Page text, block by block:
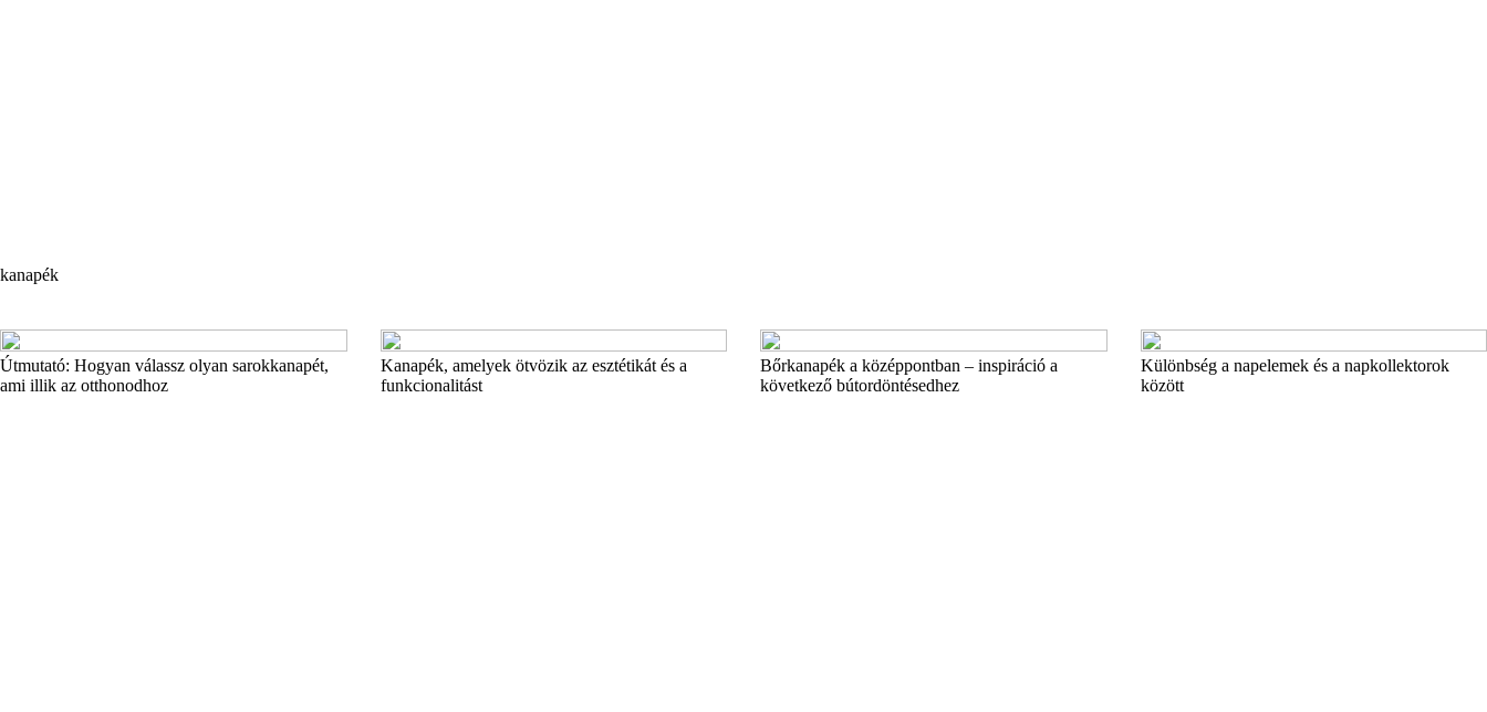
kanapék
Útmutató: Hogyan válassz olyan sarokkanapét,
ami illik az otthonodhoz
Kanapék, amelyek ötvözik az esztétikát és a
funkcionalitást
Bőrkanapék a középpontban – inspiráció a
következő bútordöntésedhez
Különbség a napelemek és a napkollektorok
között